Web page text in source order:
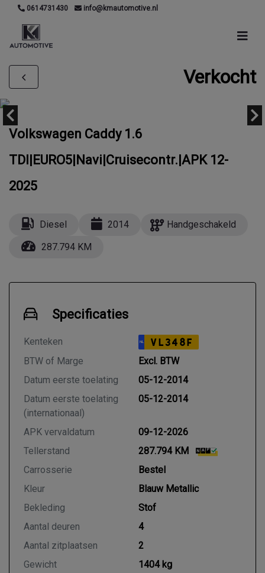
0614731430 info@kmautomotive.nl
Verkocht
Volkswagen Caddy 1.6
TDI|EURO5|Navi|Cruisecontr.|APK 12-
2025
Diesel 2014
Handgeschakeld
287.794 KM
Specificaties
Kenteken NL VL348F
BTW of Marge
Excl. BTW
Datum eerste toelating
05-12-2014
Datum eerste toelating
(internationaal)
05-12-2014
APK vervaldatum
09-12-2026
Tellerstand
287.794 KM
Carrosserie
Bestel
Kleur
Blauw Metallic
Bekleding
Stof
Aantal deuren
4
Aantal zitplaatsen
2
Gewicht
1404 kg